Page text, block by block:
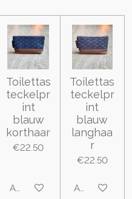
Toilettas
teckelpr
int
blauw
korthaar
€22.50
Add to cart
Toilettas
teckelpr
int
blauw
langhaa
r
€22.50
Add to cart